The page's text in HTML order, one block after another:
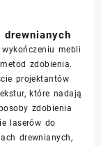
drewnianych
mebli
zdobienia.
projektantów
które nadają
zdobienia
laserów do
drewnianych,